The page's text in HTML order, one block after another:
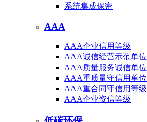
系统集成保密
AAA
AAA企业信用等级
AAA诚信经营示范单位
AAA质量服务诚信单位
AAA重质量守信用单位
AAA重合同守信用等级
AAA企业资信等级